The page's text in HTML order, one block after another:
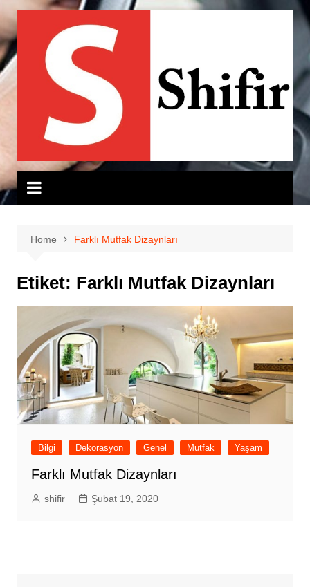
Skip
to
content
Home Farklı Mutfak Dizaynları
Etiket: Farklı Mutfak Dizaynları
Bilgi Dekorasyon Genel Mutfak Yaşam
Farklı Mutfak Dizaynları
shifir Şubat 19, 2020